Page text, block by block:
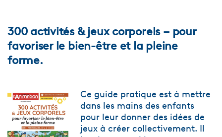
300 activités & jeux corporels – pour
favoriser le bien-être et la pleine
forme.
Ce guide pratique est à mettre
dans les mains des enfants
pour leur donner des idées de
jeux à créer collectivement. Il